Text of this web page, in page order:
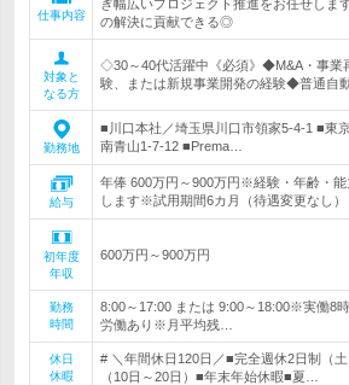
仕事内容
ぎ幅広いプロジェクト推進をお任せしま
の解決に貢献できる◎
対象と
なる方
◇30～40代活躍中《必須》◆M&A・事業
験、または新規事業開発の経験◆普通自
勤務地
■川口本社／埼玉県川口市領家5-4-1 ■東
南青山1-7-12 ■Prema…
給与
年俸 600万円～900万円※経験・年齢・
します※試用期間6カ月（待遇変更なし）
初年度
年収
600万円～900万円
勤務
時間
8:00～17:00 または 9:00～18:00※実働8
労働あり※月平均残…
休日
休暇
# ＼年間休日120日／■完全週休2日制（
（10日～20日）■年末年始休暇■夏…